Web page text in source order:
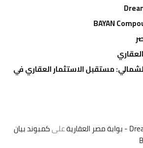
مستقبل الاستثمار العقاري في
علىكمبوند بيان